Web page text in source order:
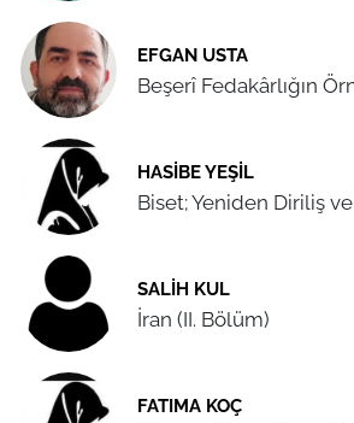
EFGAN USTA
Beşerî Fedakârlığın
HASIBE YEŞIL
Biset; Yeniden Diriliş
SALIH KUL
İran (II. Bölüm)
FATIMA KOÇ